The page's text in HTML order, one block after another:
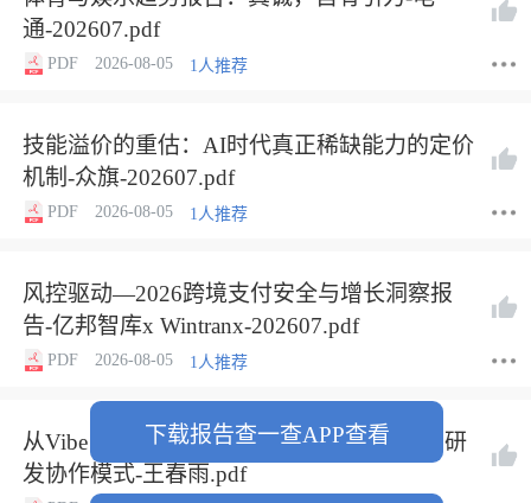
通-202607.pdf
PDF 2026-08-05 1人推荐
技能溢价的重估：AI时代真正稀缺能力的定价
机制-众旗-202607.pdf
PDF 2026-08-05 1人推荐
风控驱动—2026跨境支付安全与增长洞察报
告-亿邦智库x Wintranx-202607.pdf
PDF 2026-08-05 1人推荐
从Vibe Coding到AI Native Git——AI时代的研
发协作模式-王春雨.pdf
下载报告查一查APP查看